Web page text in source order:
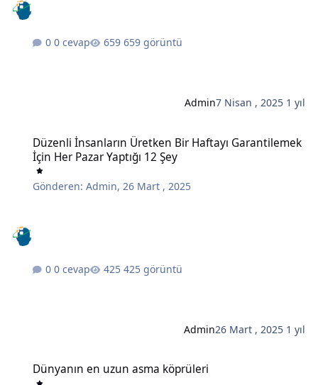
0 cevap 659 görüntü
Admin7 Nisan , 2025 1 yıl
Düzenli İnsanların Üretken Bir Haftayı Garantilemek
İçin Her Pazar Yaptığı 12 Şey
Gönderen:Admin, 26 Mart , 2025
0 cevap 425 görüntü
Admin26 Mart , 2025 1 yıl
Dünyanın en uzun asma köprüleri